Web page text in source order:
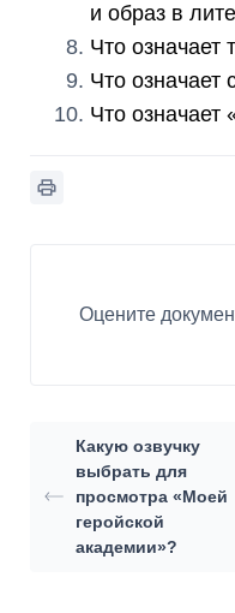
и образ в
Что означает
Что означает
Что означает
Оцените
Какую озвучку
выбрать для
просмотра «Моей
геройской
академии»?